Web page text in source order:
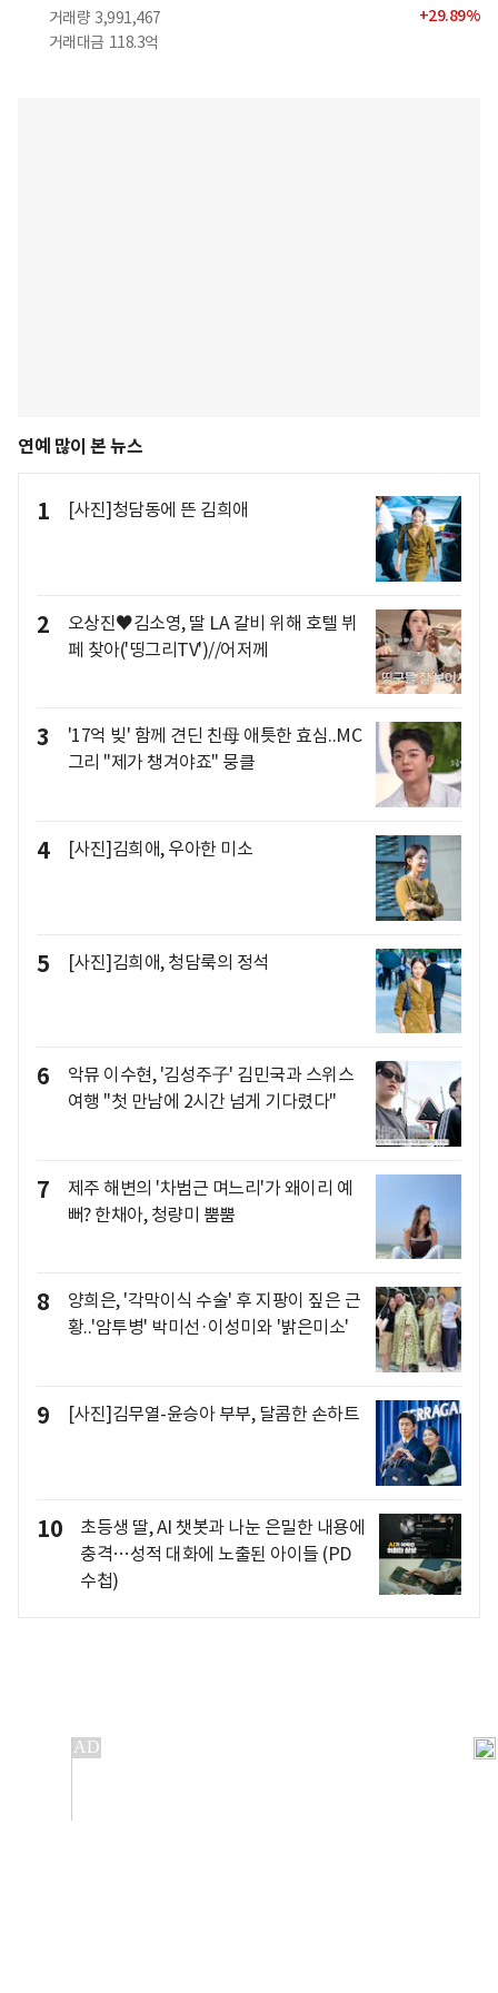
거래량 3,991,467
거래대금 118.3억
+29.89%
연예 많이 본 뉴스
1 [사진]청담동에 뜬 김희애
2
오상진♥김소영, 딸 LA 갈비 위해 호텔 뷔
페 찾아('띵그리TV')//어저께
3
'17억 빚' 함께 견딘 친母 애틋한 효심..MC
그리 "제가 챙겨야죠" 뭉클
4 [사진]김희애, 우아한 미소
5 [사진]김희애, 청담룩의 정석
6
악뮤 이수현, '김성주子' 김민국과 스위스
여행 "첫 만남에 2시간 넘게 기다렸다"
7
제주 해변의 '차범근 며느리'가 왜이리 예
뻐? 한채아, 청량미 뿜뿜
8
양희은, '각막이식 수술' 후 지팡이 짚은 근
황..'암투병' 박미선·이성미와 '밝은미소'
9 [사진]김무열-윤승아 부부, 달콤한 손하트
10
초등생 딸, AI 챗봇과 나눈 은밀한 내용에
충격…성적 대화에 노출된 아이들 (PD
수첩)